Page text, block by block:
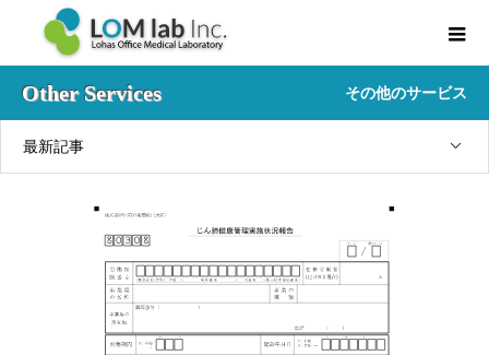
Other Services その他のサービス
最新記事